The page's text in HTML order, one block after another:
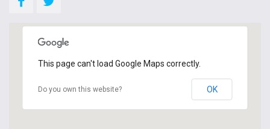
This page can't load Google Maps correctly.
Do you own this website? OK